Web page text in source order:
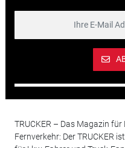
TRUCKER – Das Magazin
Fernverkehr: Der TRUCKER